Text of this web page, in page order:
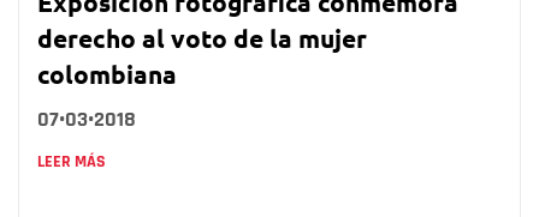
derecho al voto de la mujer
colombiana
07•03•2018
LEER MÁS